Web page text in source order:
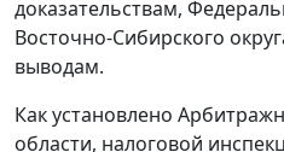
доказательствам,
Восточно-Сибирского
выводам.
Как установлено
области, налоговой